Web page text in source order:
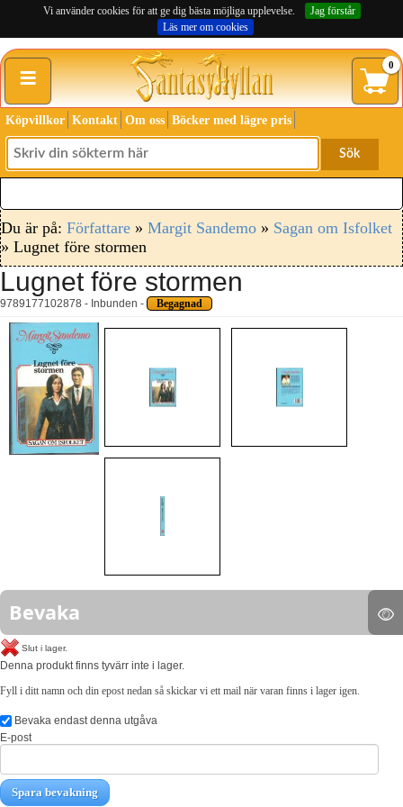
Vi använder cookies för att ge dig bästa möjliga upplevelse.
Jag förstår
Läs mer om cookies
≡ 0
Köpvillkor Kontakt Om oss Böcker med lägre pris
Sök
Du är på: Författare » Margit Sandemo » Sagan om Isfolket
» Lugnet före stormen
Lugnet före stormen
9789177102878 - Inbunden - Begagnad
Bevaka
Slut i lager.
Denna produkt finns tyvärr inte i lager.
Fyll i ditt namn och din epost nedan så skickar vi ett mail när varan finns i lager igen.
Bevaka endast denna utgåva
E-post
Spara bevakning